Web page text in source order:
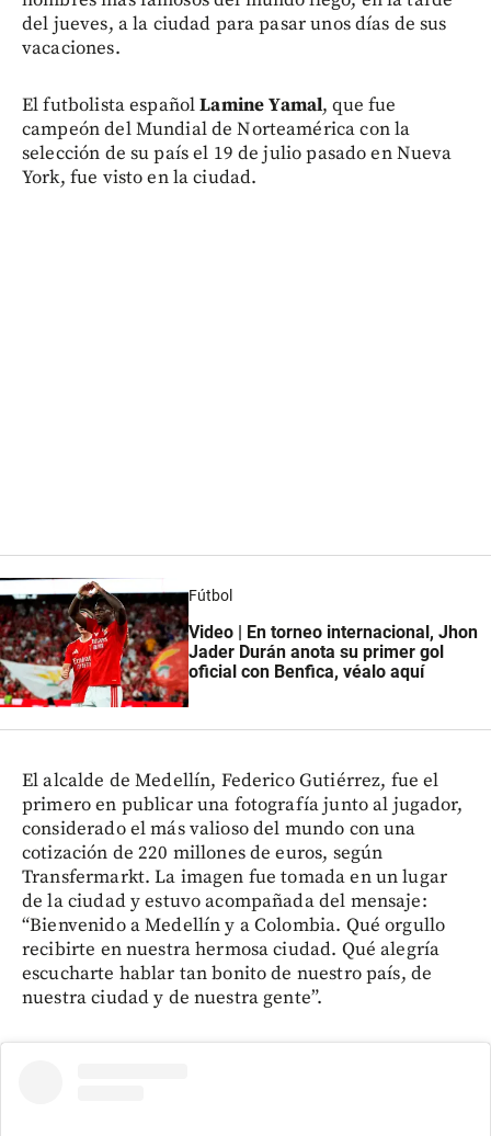
del jueves, a la ciudad para pasar unos días de sus
vacaciones.
El futbolista españolLamine Yamal, que fue
campeón del Mundial de Norteamérica con la
selección de su país el 19 de julio pasado en Nueva
York, fue visto en la ciudad.
Fútbol
Video | En torneo internacional, Jhon
Jader Durán anota su primer gol
oficial con Benfica, véalo aquí
El alcalde de Medellín, Federico Gutiérrez, fue el
primero en publicar una fotografía junto al jugador,
considerado el más valioso del mundo con una
cotización de 220 millones de euros, según
Transfermarkt. La imagen fue tomada en un lugar
de la ciudad y estuvo acompañada del mensaje:
“Bienvenido a Medellín y a Colombia. Qué orgullo
recibirte en nuestra hermosa ciudad. Qué alegría
escucharte hablar tan bonito de nuestro país, de
nuestra ciudad y de nuestra gente”.